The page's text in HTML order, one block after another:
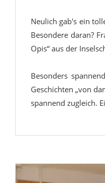
Neulich gab's ein
Besondere daran?
Opis“ aus der
Besonders
Geschichten „von
spannend zugleich.